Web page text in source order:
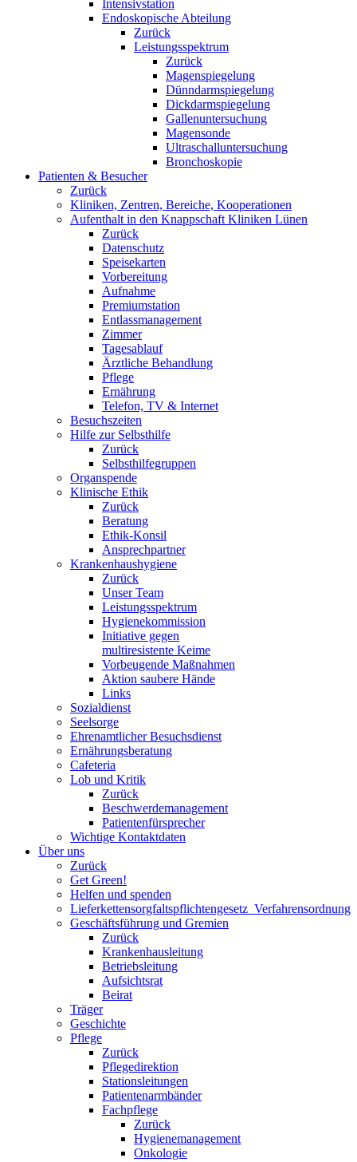
Intensivstation
Endoskopische Abteilung
Zurück
Leistungsspektrum
Zurück
Magenspiegelung
Dünndarmspiegelung
Dickdarmspiegelung
Gallenuntersuchung
Magensonde
Ultraschalluntersuchung
Bronchoskopie
Patienten & Besucher
Zurück
Kliniken, Zentren, Bereiche, Kooperationen
Aufenthalt in den Knappschaft Kliniken Lünen
Zurück
Datenschutz
Speisekarten
Vorbereitung
Aufnahme
Premiumstation
Entlassmanagement
Zimmer
Tagesablauf
Ärztliche Behandlung
Pflege
Ernährung
Telefon, TV & Internet
Besuchszeiten
Hilfe zur Selbsthilfe
Zurück
Selbsthilfegruppen
Organspende
Klinische Ethik
Zurück
Beratung
Ethik-Konsil
Ansprechpartner
Krankenhaushygiene
Zurück
Unser Team
Leistungsspektrum
Hygienekommission
Initiative gegen
multiresistente Keime
Vorbeugende Maßnahmen
Aktion saubere Hände
Links
Sozialdienst
Seelsorge
Ehrenamtlicher Besuchsdienst
Ernährungsberatung
Cafeteria
Lob und Kritik
Zurück
Beschwerdemanagement
Patientenfürsprecher
Wichtige Kontaktdaten
Über uns
Zurück
Get Green!
Helfen und spenden
Lieferkettensorgfaltspflichtengesetz_Verfahrensordnung
Geschäftsführung und Gremien
Zurück
Krankenhausleitung
Betriebsleitung
Aufsichtsrat
Beirat
Träger
Geschichte
Pflege
Zurück
Pflegedirektion
Stationsleitungen
Patientenarmbänder
Fachpflege
Zurück
Hygienemanagement
Onkologie